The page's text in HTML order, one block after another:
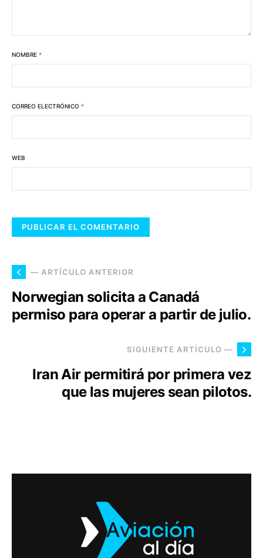
NOMBRE *
CORREO ELECTRÓNICO *
WEB
— ARTÍCULO ANTERIOR
Norwegian solicita a Canadá
permiso para operar a partir de julio.
SIGUIENTE ARTÍCULO —
Iran Air permitirá por primera vez
que las mujeres sean pilotos.